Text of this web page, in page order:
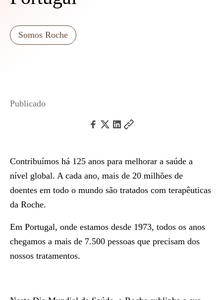
Somos Roche
Publicado
Contribuímos há 125 anos para melhorar a saúde a
nível global. A cada ano, mais de 20 milhões de
doentes em todo o mundo são tratados com terapêuticas
da Roche.
Em Portugal, onde estamos desde 1973, todos os anos
chegamos a mais de 7.500 pessoas que precisam dos
nossos tratamentos.